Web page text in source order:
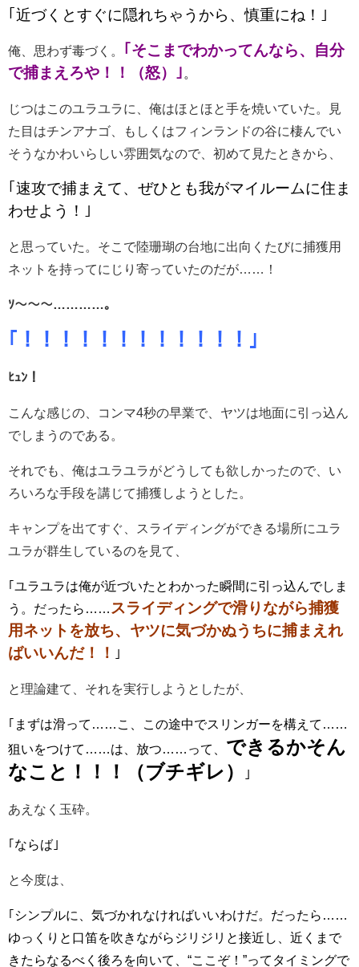
｢近づくとすぐに隠れちゃうから、慎重にね！｣
俺、思わず毒づく。
｢そこまでわかってんなら、自分
で捕まえろや！！（怒）｣
じつはこのユラユラに、俺はほとほと手を焼いていた。見
た目はチンアナゴ、もしくはフィンランドの谷に棲んでい
そうなかわいらしい雰囲気なので、初めて見たときから、
｢速攻で捕まえて、ぜひとも我がマイルームに住ま
わせよう！｣
と思っていた。そこで陸珊瑚の台地に出向くたびに捕獲用
ネットを持ってにじり寄っていたのだが……！
ｿ〜〜〜…………。
｢！！！！！！！！！！！！｣
ﾋｭﾝ！
こんな感じの、コンマ4秒の早業で、ヤツは地面に引っ込ん
でしまうのである。
それでも、俺はユラユラがどうしても欲しかったので、い
ろいろな手段を講じて捕獲しようとした。
キャンプを出てすぐ、スライディングができる場所にユラ
ユラが群生しているのを見て、
｢ユラユラは俺が近づいたとわかった瞬間に引っ込んでしま
う。だったら……
スライディングで滑りながら捕獲
用ネットを放ち、ヤツに気づかぬうちに捕まえれ
ばいいんだ！！
｣
と理論建て、それを実行しようとしたが、
｢まずは滑って……こ、この途中でスリンガーを構えて……
狙いをつけて……は、放つ……って、 できるかそん
なこと！！！（ブチギレ）
｣
あえなく玉砕。
｢ならば｣
と今度は、
｢シンプルに、気づかれなければいいわけだ。だったら……
ゆっくりと口笛を吹きながらジリジリと接近し、近くまで
きたらなるべく後ろを向いて、“ここぞ！”ってタイミングで